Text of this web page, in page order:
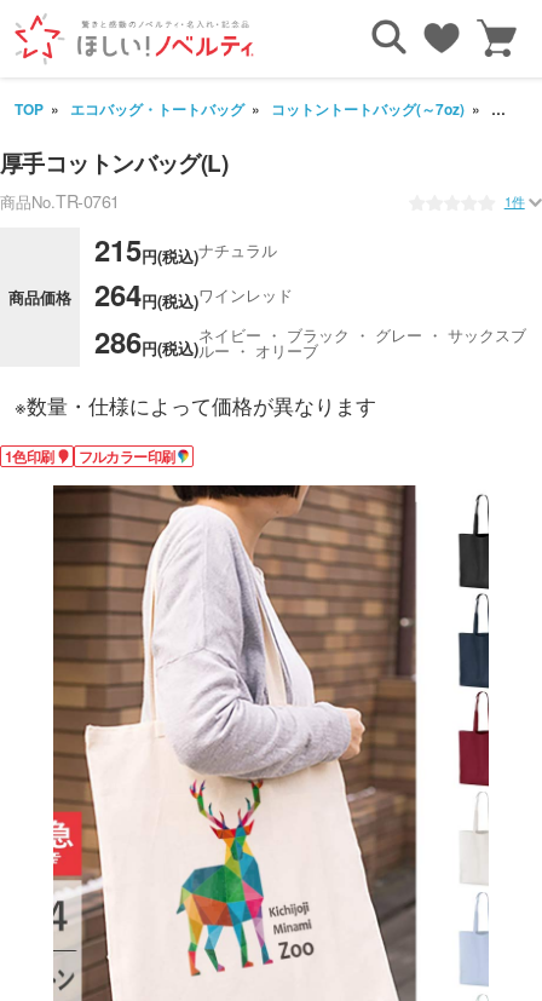
TOP エコバッグ・トートバッグ コットントートバッグ(～7oz) 厚手コ
厚手コットンバッグ(L)
商品No.TR-0761 1件
商品価格
215円(税込)ナチュラル
264円(税込)ワインレッド
286円(税込)
ネイビー ・ ブラック ・ グレー ・ サックスブ
ルー ・ オリーブ
※数量・仕様によって価格が異なります
1色印刷 フルカラー印刷